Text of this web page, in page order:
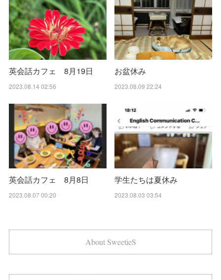
英会話カフェ 8月19日
2023.08.14 02:56
お盆休み
2023.08.09 22:24
英会話カフェ 8月8日
2023.08.07 00:20
学生たちは夏休み
2023.08.03 03:54
About SweetieS